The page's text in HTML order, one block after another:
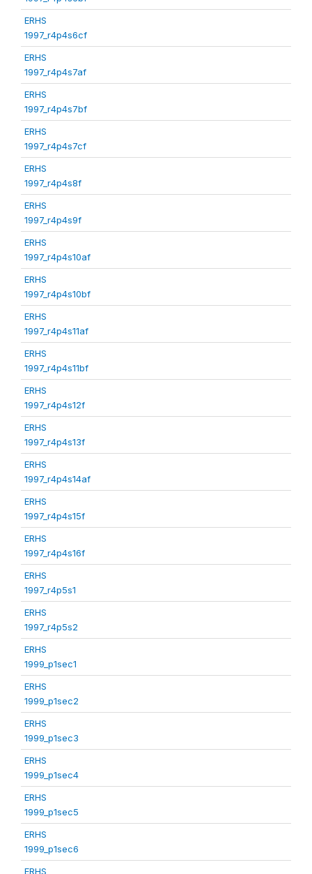
ERHS
1997_r4p4s6cf
ERHS
1997_r4p4s7af
ERHS
1997_r4p4s7bf
ERHS
1997_r4p4s7cf
ERHS
1997_r4p4s8f
ERHS
1997_r4p4s9f
ERHS
1997_r4p4s10af
ERHS
1997_r4p4s10bf
ERHS
1997_r4p4s11af
ERHS
1997_r4p4s11bf
ERHS
1997_r4p4s12f
ERHS
1997_r4p4s13f
ERHS
1997_r4p4s14af
ERHS
1997_r4p4s15f
ERHS
1997_r4p4s16f
ERHS
1997_r4p5s1
ERHS
1997_r4p5s2
ERHS
1999_p1sec1
ERHS
1999_p1sec2
ERHS
1999_p1sec3
ERHS
1999_p1sec4
ERHS
1999_p1sec5
ERHS
1999_p1sec6
ERHS